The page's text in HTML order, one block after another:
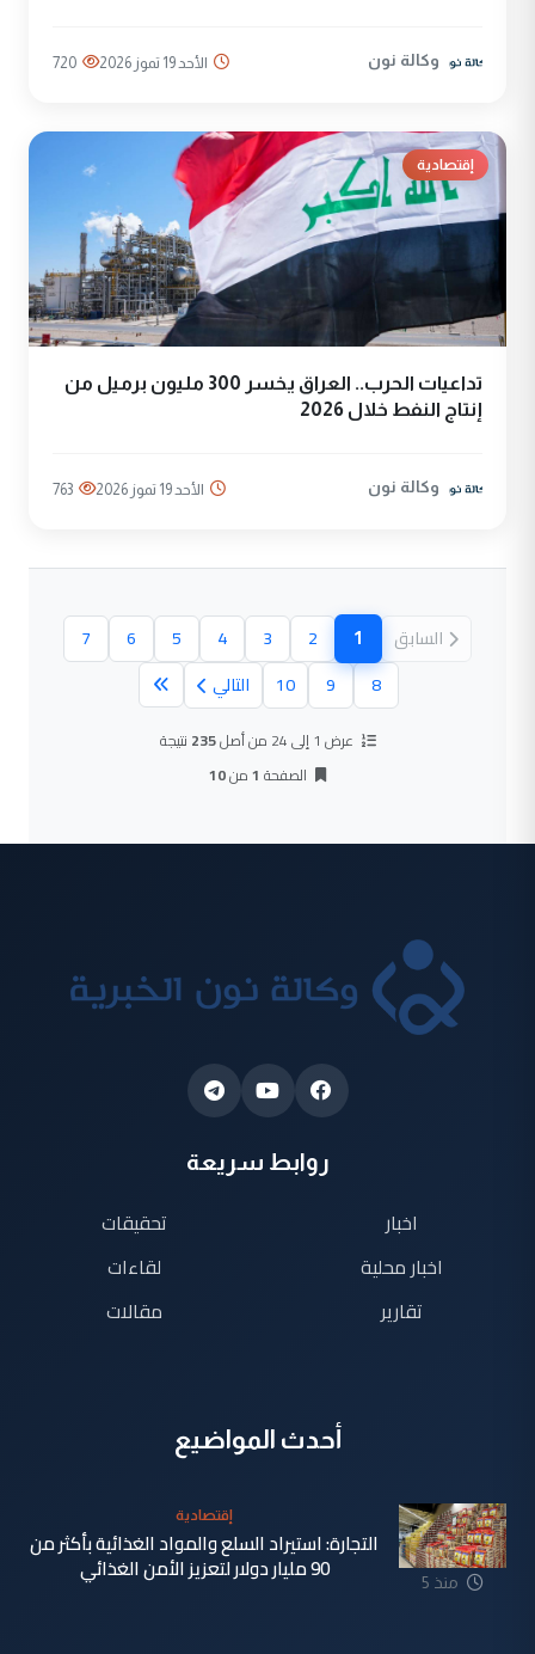
وكالة نون الأحد 19 تموز 2026 720
إقتصادية
تداعيات الحرب.. العراق يخسر 300 مليون برميل من
إنتاج النفط خلال 2026
وكالة نون الأحد 19 تموز 2026 763
السابق 1
(الصفحة الحالية)
2
3
4
5
6
7
8
9
10 التالي
عرض 1 إلى 24 من أصل 235 نتيجة
الصفحة 1من10
روابط سريعة
اخبار
اخبار محلية
تقارير
تحقيقات
لقاءات
مقالات
أحدث المواضيع
منذ 5
إقتصادية
التجارة: استيراد السلع والمواد الغذائية بأكثر من
90 مليار دولار لتعزيز الأمن الغذائي